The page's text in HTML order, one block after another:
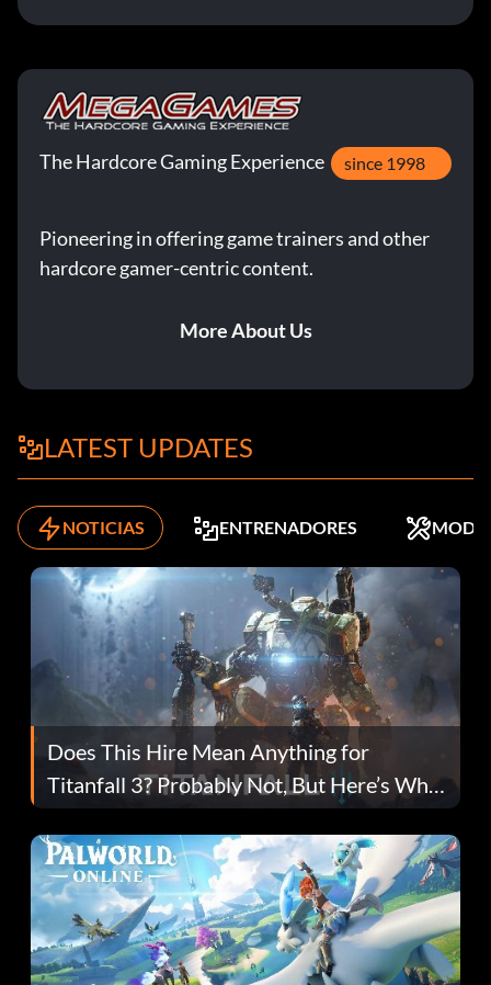
The Hardcore Gaming Experience since 1998
Pioneering in offering game trainers and other
hardcore gamer-centric content.
More About Us
LATEST UPDATES
NOTICIAS ENTRENADORES MODS
Does This Hire Mean Anything for
Titanfall 3? Probably Not, But Here’s Why
Fans Are Hopeful